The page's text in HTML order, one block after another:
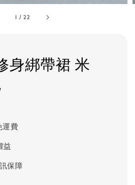
1 / 22
身綁帶裙 米
費
益
保障